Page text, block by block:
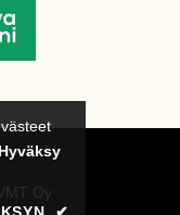
Oy
Hyväksy